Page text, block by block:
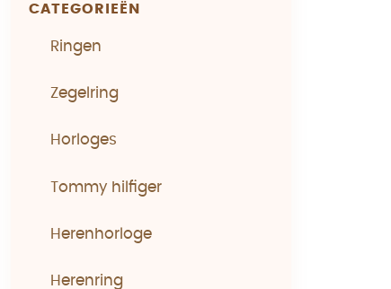
CATEGORIEËN
Ringen
Zegelring
Horloges
Tommy hilfiger
Herenhorloge
Herenring